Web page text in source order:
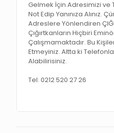
Gelmek İçin Adresimizi ve
Not Edip Yanınıza Alınız.
Adreslere Yönlendiren
Çığırtkanların Hiçbiri
Çalışmamaktadır. Bu
Etmeyiniz. Altta ki
Alabilirisiniz.
Tel: 0212 520 27 26